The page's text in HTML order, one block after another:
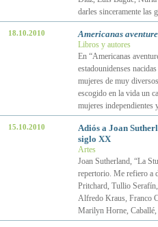
darles sinceramente las
18.10.2010 Americanas
Libros y autores
En “Americanas
estadounidenses
mujeres de muy
escogido en la vida un
mujeres independientes
15.10.2010
Adiós a Joan
siglo XX
Artes
Joan Sutherland, “La
repertorio. Me refiero a
Pritchard, Tullio
Alfredo Kraus, Franco
Marilyn Horne, Caballé,